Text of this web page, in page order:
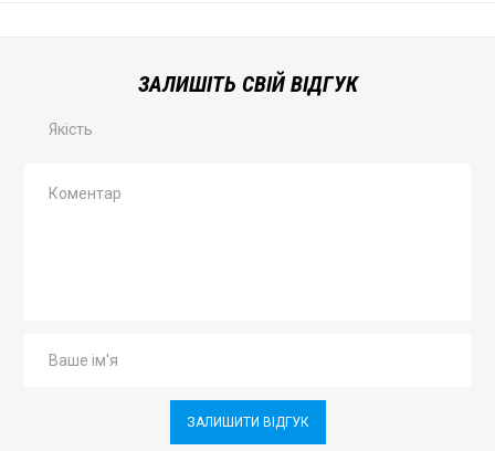
ЗАЛИШІТЬ СВІЙ ВІДГУК
Якість
ЗАЛИШИТИ ВІДГУК